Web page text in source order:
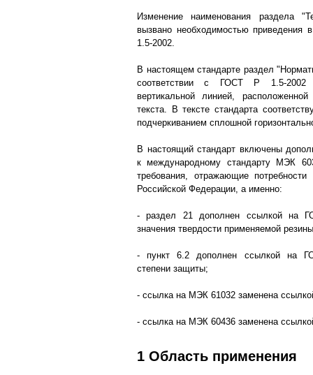
Изменение наименования раздела
вызвано необходимостью приведения
1.5-2002.
В настоящем стандарте раздел
соответствии с ГОСТ Р 1.5-
вертикальной линией,
текста. В тексте стандарта
подчеркиванием сплошной
В настоящий стандарт включены
к международному стандарту МЭК
требования, отражающие потребности
Российской Федерации, а именно:
- раздел 21 дополнен ссылкой на
значения твердости применяемой
- пункт 6.2 дополнен ссылкой на
степени защиты;
- ссылка на МЭК 61032 заменена
- ссылка на МЭК 60436 заменена
1 Область применения